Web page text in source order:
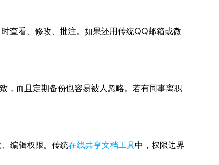
查看、修改、批注。如果还用传统QQ邮箱或微
，而且定期备份也容易被人忽略。若有同事离职
编辑权限。传统在线共享文档工具中，权限边界